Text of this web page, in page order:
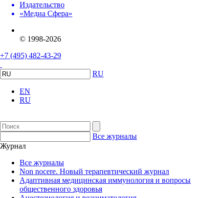
Издательство
«Медиа Сфера»
© 1998-2026
+7 (495) 482-43-29
RU
EN
RU
Все журналы
Журнал
Все журналы
Non nocere. Новый терапевтический журнал
Адаптивная медицинская иммунология и вопросы
общественного здоровья